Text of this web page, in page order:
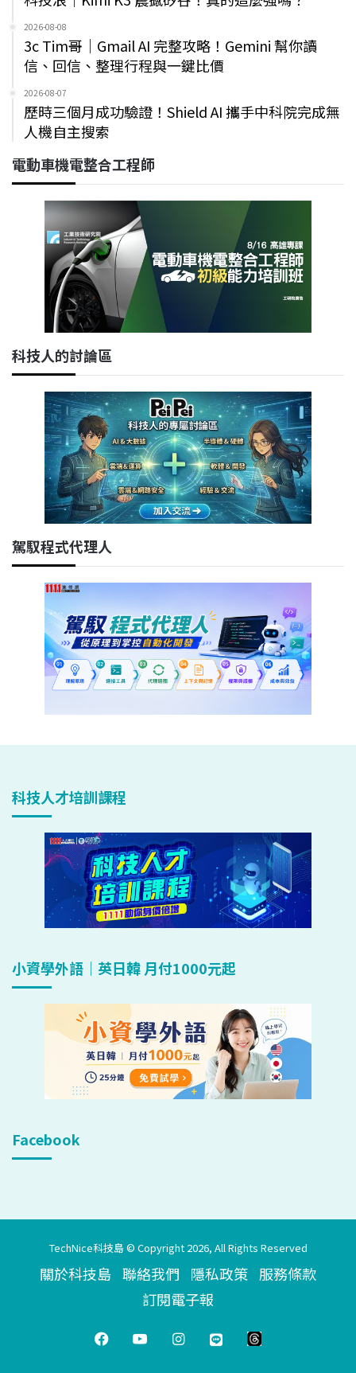
2026-08-08
3c Tim哥｜Gmail AI 完整攻略！Gemini 幫你讀
信、回信、整理行程與一鍵比價
2026-08-07
歷時三個月成功驗證！Shield AI 攜手中科院完成無
人機自主搜索
電動車機電整合工程師
科技人的討論區
駕馭程式代理人
科技人才培訓課程
小資學外語｜英日韓 月付1000元起
Facebook
TechNice科技島 © Copyright 2026, All Rights Reserved
關於科技島 聯絡我們 隱私政策 服務條款
訂閱電子報